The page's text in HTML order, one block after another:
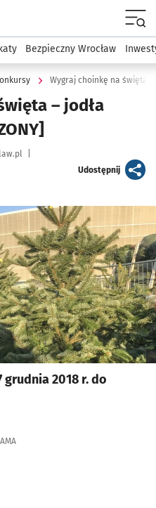
podserwis: Dla mieszkańca
Bezpieczny Wrocław
Wygraj choinkę na święta –
– jodła
Udostępnijartykuł
2018 r. do